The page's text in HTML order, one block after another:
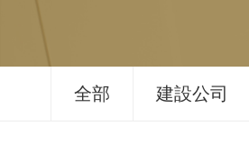
全部 建設公司